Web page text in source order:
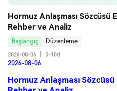
Hormuz Anlaşması Sözcüsü
Rehber ve Analiz
Başlangıç
Düzenleme
2026-08-06
5-10d
2026-08-06
Hormuz Anlaşması